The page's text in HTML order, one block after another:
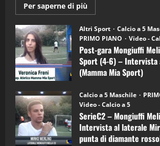
Per saperne di più
informazioni
Post-
gara
Mongiuffi
Melia
–
Mamma
Mia
Sport
6)
–
Intervista
a
mister
Arturo
Carciotto
(Mongiuffi
Altri Sport
Calcio a 5
PRIMO PIANO
Video -
Post-gara Mongiuffi
Sport (4-6) – Intervista
(Mamma Mia Sport)
Calcio a 5 Maschile
Video - Calcio a 5
SerieC2 – Mongiuffi
Intervista al laterale
punta di diamante
3
"SportEmpire" in Podcast
“SportEmpire” in
(Martedi 21 Aprile 2026)
21/04/2026
4
“SportEmpire” in
(Martedi 14 Aprile 2026)
15/04/2026